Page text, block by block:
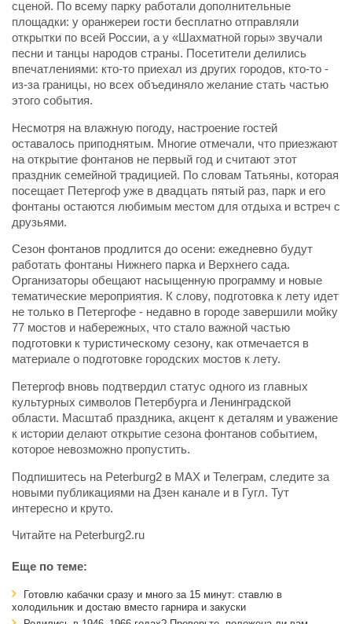
сценой. По всему парку работали дополнительные
площадки: у оранжереи гости бесплатно отправляли
открытки по всей России, а у «Шахматной горы» звучали
песни и танцы народов страны. Посетители делились
впечатлениями: кто-то приехал из других городов, кто-то -
из-за границы, но всех объединяло желание стать частью
этого события.
Несмотря на влажную погоду, настроение гостей
оставалось приподнятым. Многие отмечали, что приезжают
на открытие фонтанов не первый год и считают этот
праздник семейной традицией. По словам Татьяны, которая
посещает Петергоф уже в двадцать пятый раз, парк и его
фонтаны остаются любимым местом для отдыха и встреч с
друзьями.
Сезон фонтанов продлится до осени: ежедневно будут
работать фонтаны Нижнего парка и Верхнего сада.
Организаторы обещают насыщенную программу и новые
тематические мероприятия. К слову, подготовка к лету идет
не только в Петергофе - недавно в городе завершили мойку
77 мостов и набережных, что стало важной частью
подготовки к туристическому сезону, как отмечается в
материале о подготовке городских мостов к лету.
Петергоф вновь подтвердил статус одного из главных
культурных символов Петербурга и Ленинградской
области. Масштаб праздника, акцент к деталям и уважение
к истории делают открытие сезона фонтанов событием,
которое невозможно пропустить.
Подпишитесь на Peterburg2 в MAX и Телеграм, следите за
новыми публикациями на Дзен канале и в Гугл. Тут
интересно и круто.
Читайте на Peterburg2.ru
Еще по теме:
Готовлю кабачки сразу и много за 15 минут: ставлю в
холодильник и достаю вместо гарнира и закуски